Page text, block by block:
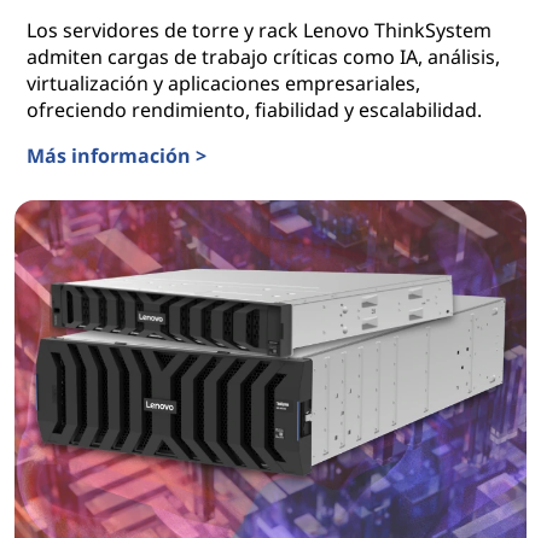
Los servidores de torre y rack Lenovo ThinkSystem
admiten cargas de trabajo críticas como IA, análisis,
virtualización y aplicaciones empresariales,
ofreciendo rendimiento, fiabilidad y escalabilidad.
Más información >